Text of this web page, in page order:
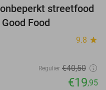
51%
streetfood
Food
9.8 star
Regulier €40,50
€19,95